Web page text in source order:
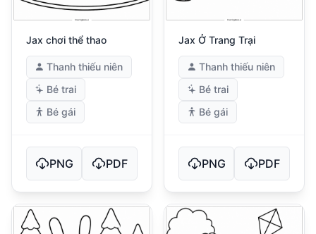
Jax chơi thể thao
Thanh thiếu niên
Bé trai
Bé gái
PNG PDF
Jax Ở Trang Trại
Thanh thiếu niên
Bé trai
Bé gái
PNG PDF